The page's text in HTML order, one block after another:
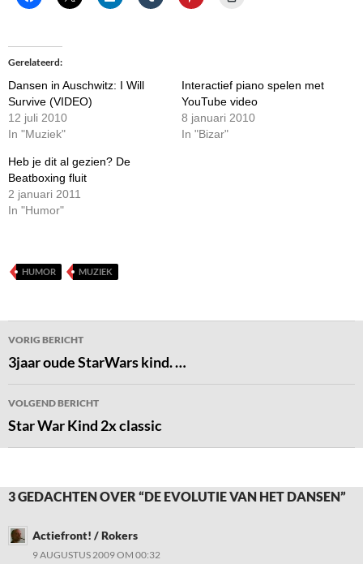
Gerelateerd
Dansen in Auschwitz: I Will
Survive (VIDEO)
12 juli 2010
In "Muziek"
Interactief piano spelen met
YouTube video
8 januari 2010
In "Bizar"
Heb je dit al gezien? De
Beatboxing fluit
2 januari 2011
In "Humor"
HUMOR MUZIEK
Bericht
navigatie
VORIG BERICHT
3jaar oude StarWars kind. …
VOLGEND BERICHT
Star War Kind 2x classic
3 GEDACHTEN OVER “DE EVOLUTIE VAN HET DANSEN”
Actiefront! / Rokers
9 AUGUSTUS 2009 OM 00:32